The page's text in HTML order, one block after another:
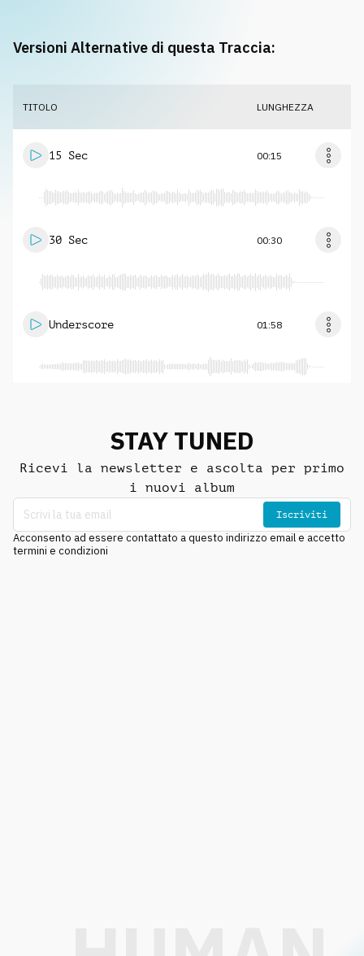
Versioni Alternative di questa Traccia:
TITOLO LUNGHEZZA
15 Sec 00:15
30 Sec 00:30
Underscore 01:58
STAY TUNED
Ricevi la newsletter e ascolta per primo
i nuovi album
Iscriviti
Acconsento ad essere contattato a questo indirizzo email e accetto
termini e condizioni